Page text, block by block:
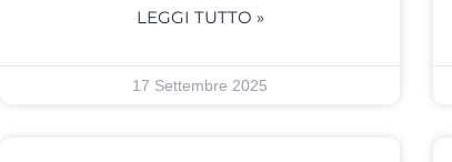
LEGGI TUTTO »
17 Settembre 2025